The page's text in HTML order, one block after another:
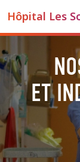
Hôpital Les
ET